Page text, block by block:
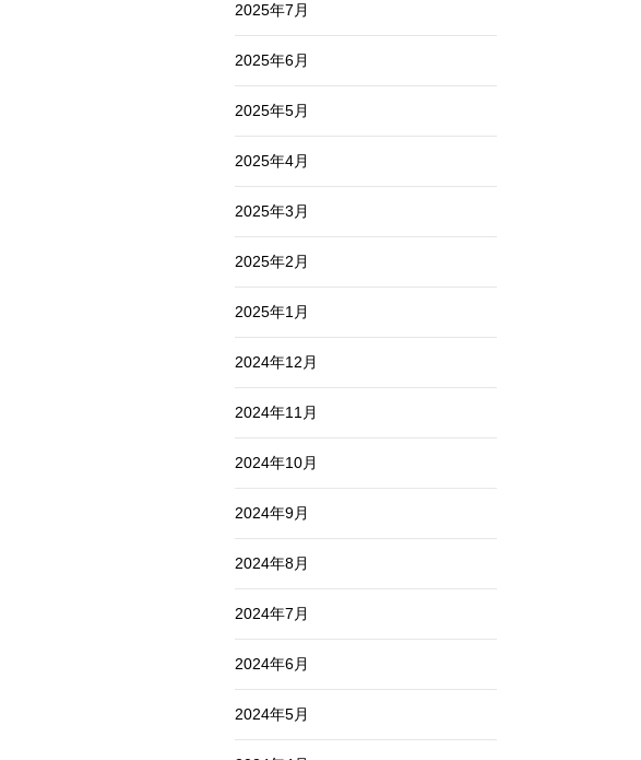
2025年7月
2025年6月
2025年5月
2025年4月
2025年3月
2025年2月
2025年1月
2024年12月
2024年11月
2024年10月
2024年9月
2024年8月
2024年7月
2024年6月
2024年5月